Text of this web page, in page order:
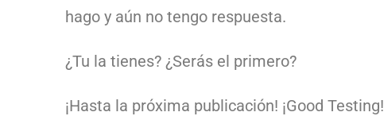
hago y aún no tengo respuesta.
¿Tu la tienes? ¿Serás el primero?
¡Hasta la próxima publicación! ¡Good Testing!